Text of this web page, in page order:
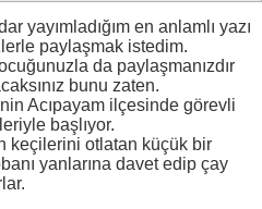
yayımladığım en anlamlı yazı
paylaşmak istedim.
da paylaşmanızdır
bunu zaten.
Acıpayam ilçesinde görevli
başlıyor.
keçilerini otlatan küçük bir
yanlarına davet edip çay